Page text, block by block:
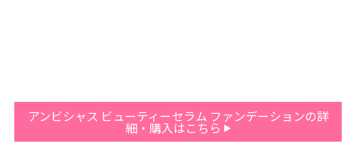
アンビシャス ビューティーセラム ファンデーションの詳
細・購入はこちら